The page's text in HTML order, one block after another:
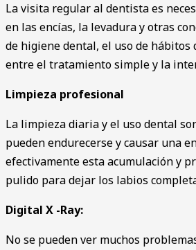
La visita regular al dentista es
en las encías, la levadura y otras
de higiene dental, el uso de
entre el tratamiento simple y la
Limpieza profesional
La limpieza diaria y el uso dental
pueden endurecerse y causar una
efectivamente esta acumulación y
pulido para dejar los labios
Digital X -Ray:
No se pueden ver muchos